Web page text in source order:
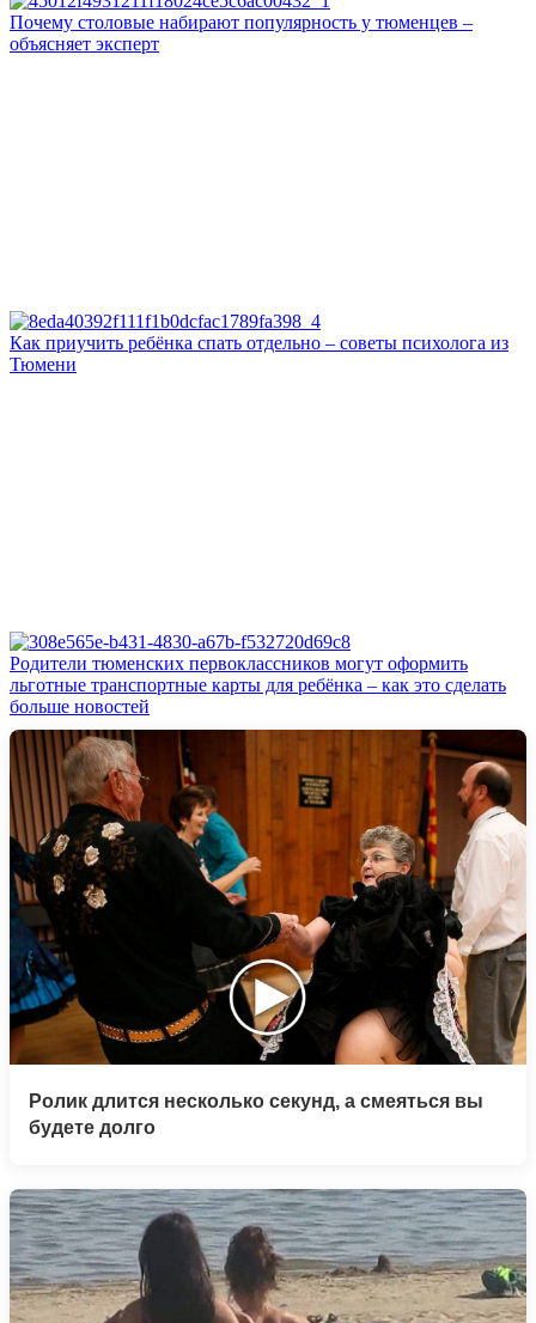
Почему столовые набирают популярность у тюменцев –
объясняет эксперт
Как приучить ребёнка спать отдельно – советы психолога из
Тюмени
Родители тюменских первоклассников могут оформить
льготные транспортные карты для ребёнка – как это сделать
больше новостей
Ролик длится несколько секунд, а смеяться вы
будете долго